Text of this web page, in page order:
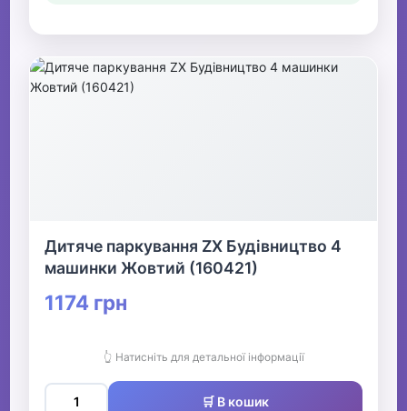
Дитяче паркування ZX Будівництво 4
машинки Жовтий (160421)
1174 грн
👆 Натисніть для детальної інформації
🛒 В кошик